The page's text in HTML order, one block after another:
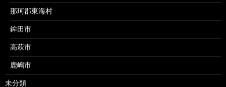
那珂郡東海村
鉾田市
高萩市
鹿嶋市
未分類